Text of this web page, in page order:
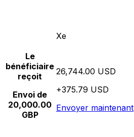
Xe
Le
bénéficiaire
reçoit
Envoi de
20,000.00
GBP
26,744.00 USD
+375.79 USD
Envoyer maintenant